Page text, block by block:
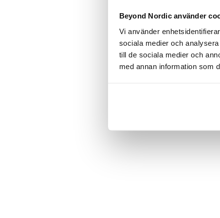
Beyond Nordic använder
Vi använder
sociala medier och
till de sociala medier och
med annan information som